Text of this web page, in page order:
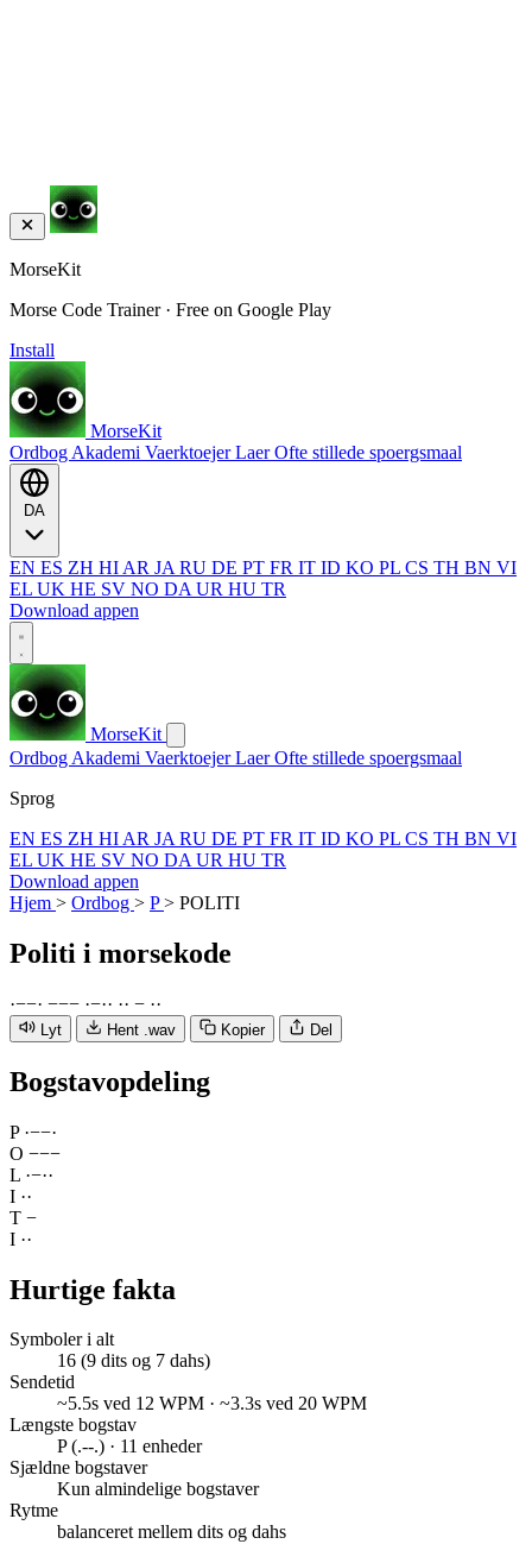
MorseKit
Morse Code Trainer · Free on Google Play
Install
MorseKit
Ordbog Akademi VaerktoejerLaerOfte stillede spoergsmaal
EN ES ZH HI AR JA RU DE PT FR IT ID KO PL CS TH BN VI
EL UK HE SV NO DA UR HU TR
Download appen
MorseKit
Ordbog Akademi VaerktoejerLaerOfte stillede spoergsmaal
Sprog
EN ES ZH HI AR JA RU DE PT FR IT ID KO PL CS TH BN VI
EL UK HE SV NO DA UR HU TR
Download appen
Hjem > Ordbog > P> POLITI
Politi i morsekode
·−−· −−− ·−·· ·· − ··
Lyt Hent .wav Kopier Del
Bogstavopdeling
P ·−−·
O −−−
L ·−··
I ··
T −
I ··
Hurtige fakta
Symboler i alt
16 (9 dits og 7 dahs)
Sendetid
~5.5s ved 12 WPM · ~3.3s ved 20 WPM
Længste bogstav
P (.--.) · 11 enheder
Sjældne bogstaver
Kun almindelige bogstaver
Rytme
balanceret mellem dits og dahs